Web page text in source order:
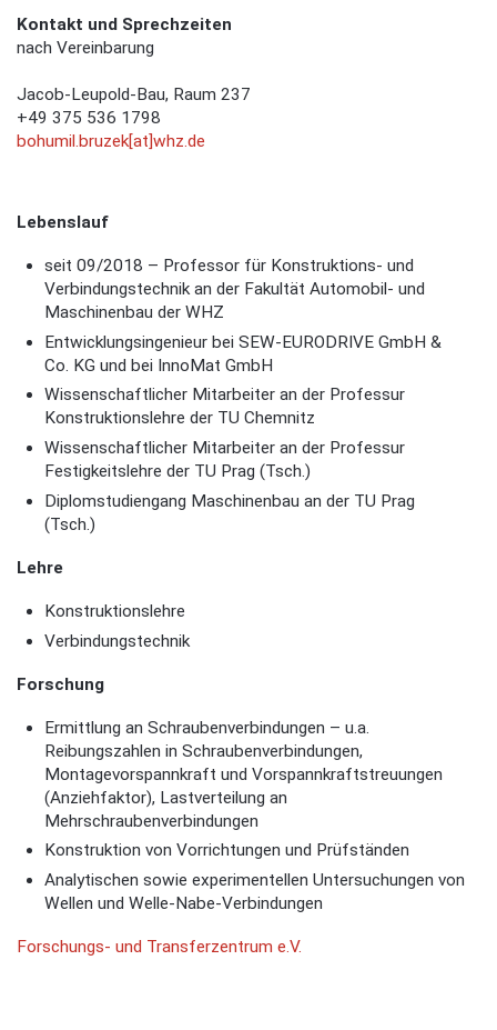
Kontakt und Sprechzeiten
nach Vereinbarung
Jacob-Leupold-Bau, Raum 237
+49 375 536 1798
bohumil.bruzek[at]whz.de
Lebenslauf
seit 09/2018 – Professor für Konstruktions- und
Verbindungstechnik an der Fakultät Automobil- und
Maschinenbau der WHZ
Entwicklungsingenieur bei SEW-EURODRIVE GmbH &
Co. KG und bei InnoMat GmbH
Wissenschaftlicher Mitarbeiter an der Professur
Konstruktionslehre der TU Chemnitz
Wissenschaftlicher Mitarbeiter an der Professur
Festigkeitslehre der TU Prag (Tsch.)
Diplomstudiengang Maschinenbau an der TU Prag
(Tsch.)
Lehre
Konstruktionslehre
Verbindungstechnik
Forschung
Ermittlung an Schraubenverbindungen – u.a.
Reibungszahlen in Schraubenverbindungen,
Montagevorspannkraft und Vorspannkraftstreuungen
(Anziehfaktor), Lastverteilung an
Mehrschraubenverbindungen
Konstruktion von Vorrichtungen und Prüfständen
Analytischen sowie experimentellen Untersuchungen von
Wellen und Welle-Nabe-Verbindungen
Forschungs- und Transferzentrum e.V.